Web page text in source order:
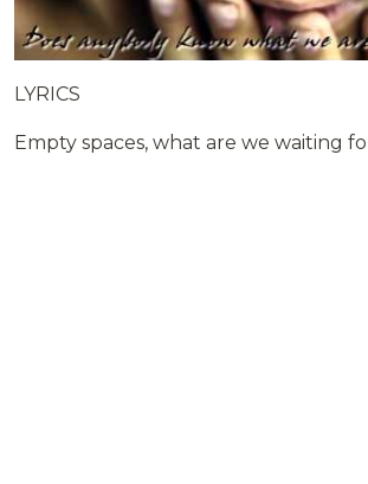
LYRICS
Empty spaces, what are we waiting